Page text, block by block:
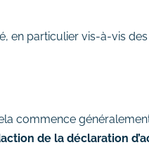
en particulier vis-à-vis
commence
de la déclaration